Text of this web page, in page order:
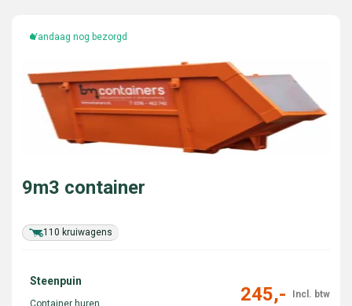
Vandaag nog bezorgd
110 kruiwagens
9m3 container
Steenpuin
245,-